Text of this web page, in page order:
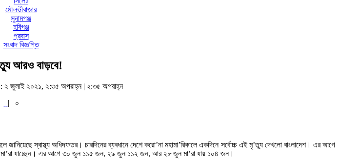
মৌলভীবাজার
সুনামগঞ্জ
হবিগঞ্জ
প্রবাস
সংবাদ বিজ্ঞপ্তি
আরও বাড়বে!
: ২ জুলাই ২০২১, ২:৩৫ অপরাহ্ন | ২:৩৫ অপরাহ্ন
|
০
স্বাস্থ্য অধিদফতর। চারদিনের ব্যবধানে দেশে করো’না মহামা’রিকালে একদিনে সর্বোচ্চ এই মৃ’ত্যু দেখলো বাংলাদেশ। এর আগে
মা’রা যাচ্ছেন। এর আগে ৩০ জুন ১১৫ জন, ২৯ জুন ১১২ জন, আর ২৮ জুন মা’রা যায় ১০৪ জন।